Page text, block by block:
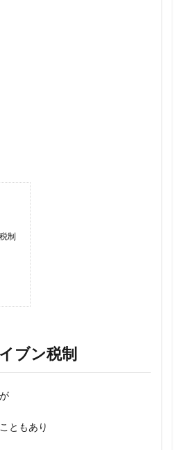
制
ブン税制
ともあり